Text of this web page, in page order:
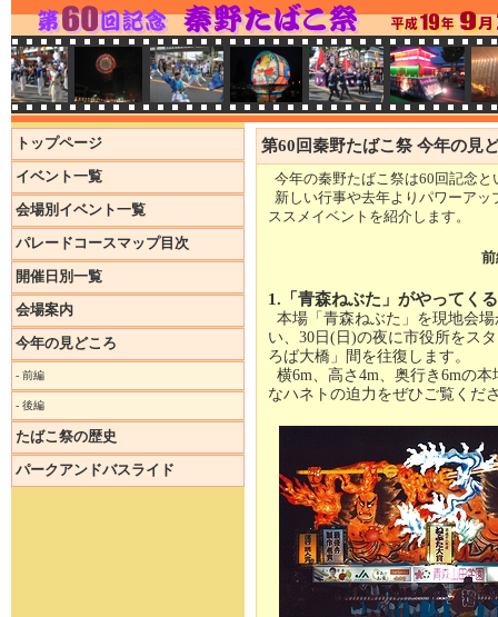
トップページ
イベント一覧
会場別イベント一覧
パレードコースマップ目次
開催日別一覧
会場案内
今年の見どころ
- 前編
- 後編
たばこ祭の歴史
パークアンドバスライド
第60回秦野たばこ祭 今年の見
今年の秦野たばこ祭は60回記念
新しい行事や去年よりパワーア
ススメイベントを紹介します。
前
1.「青森ねぶた」がやってく
本場「青森ねぶた」を現地会
い、30日(日)の夜に市役所をス
ろば大橋」間を往復します。
横6m、高さ4m、奥行き6mの
なハネトの迫力をぜひご覧くだ